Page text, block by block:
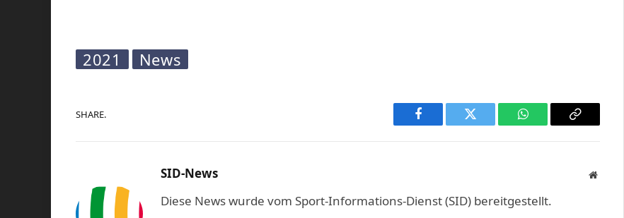
2021 News
SHARE.
Facebook Twitter WhatsAppCopy
SID-News Website
Diese News wurde vom Sport-Informations-Dienst (SID) bereitgestellt.